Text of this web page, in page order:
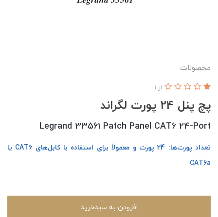
محصولات
پچ پنل 24 پورت لگراند
از 1
Legrand 33561 Patch Panel CAT6 24-Port
تعداد پورت‌ها: 24 پورت و معمولاً برای استفاده با کابل‌های CAT6 یا
CAT6a
افزودن به سبدخرید